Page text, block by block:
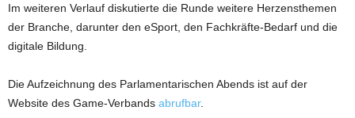
Im weiteren Verlauf diskutierte die Runde weitere Herzensthemen
der Branche, darunter den eSport, den Fachkräfte-Bedarf und die
digitale Bildung.
Die Aufzeichnung des Parlamentarischen Abends ist auf der
Website des Game-Verbands abrufbar.